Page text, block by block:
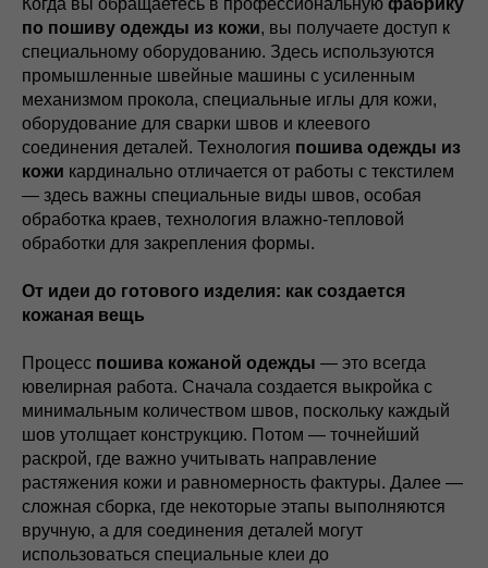
Когда вы обращаетесь в профессиональную фабрику
по пошиву одежды из кожи, вы получаете доступ к
специальному оборудованию. Здесь используются
промышленные швейные машины с усиленным
механизмом прокола, специальные иглы для кожи,
оборудование для сварки швов и клеевого
соединения деталей. Технология пошива одежды из
кожи кардинально отличается от работы с текстилем
— здесь важны специальные виды швов, особая
обработка краев, технология влажно-тепловой
обработки для закрепления формы.
От идеи до готового изделия: как создается
кожаная вещь
Процесс пошива кожаной одежды — это всегда
ювелирная работа. Сначала создается выкройка с
минимальным количеством швов, поскольку каждый
шов утолщает конструкцию. Потом — точнейший
раскрой, где важно учитывать направление
растяжения кожи и равномерность фактуры. Далее —
сложная сборка, где некоторые этапы выполняются
вручную, а для соединения деталей могут
использоваться специальные клеи до